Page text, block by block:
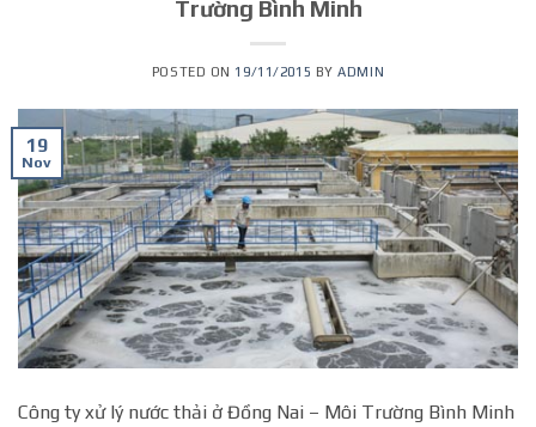
Trường Bình Minh
POSTED ON 19/11/2015 BYADMIN
19
Nov
Công ty xử lý nước thải ở Đồng Nai – Môi Trường Bình Minh